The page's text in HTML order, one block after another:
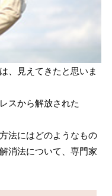
、見えてきたと思いま
スから解放された
法にはどのようなもの
消法について、専門家